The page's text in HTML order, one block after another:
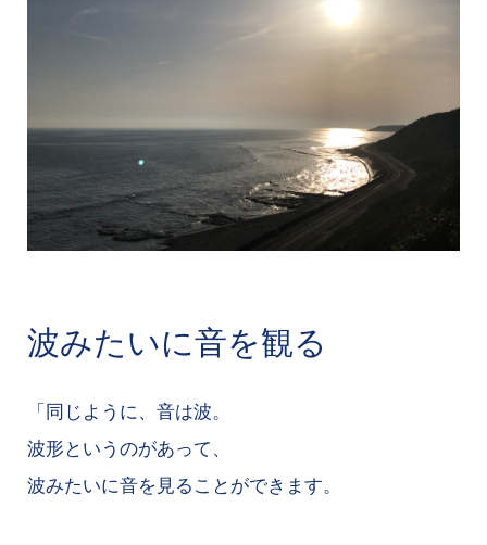
波みたいに音を観る
「同じように、音は波。
波形というのがあって、
波みたいに音を見ることができます。